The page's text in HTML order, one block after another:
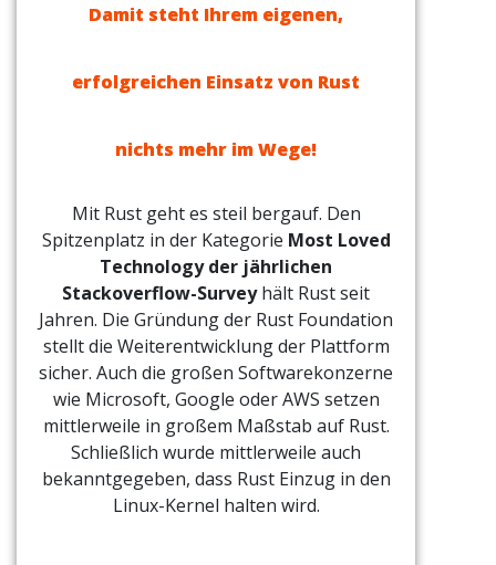
Damit steht Ihrem eigenen,
erfolgreichen Einsatz von Rust
nichts mehr im Wege!
Mit Rust geht es steil bergauf. Den
Spitzenplatz in der Kategorie Most Loved
Technology der jährlichen
Stackoverflow-Surveyhält Rust seit
Jahren. Die Gründung der Rust Foundation
stellt die Weiterentwicklung der Plattform
sicher. Auch die großen Softwarekonzerne
wie Microsoft, Google oder AWS setzen
mittlerweile in großem Maßstab auf Rust.
Schließlich wurde mittlerweile auch
bekanntgegeben, dass Rust Einzug in den
Linux-Kernel halten wird.